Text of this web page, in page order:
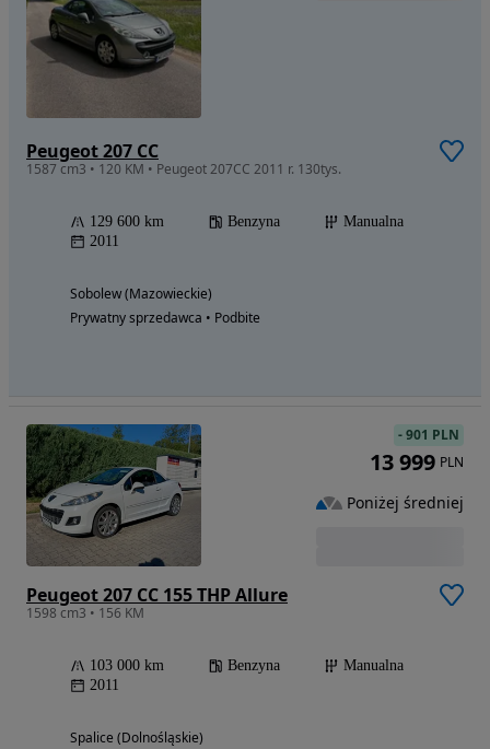
Peugeot 207 CC
1587 cm3 • 120 KM • Peugeot 207CC 2011 r. 130tys.
129 600 km Benzyna
Manualna
2011
Sobolew (Mazowieckie)
Prywatny sprzedawca • Podbite
Peugeot 207 CC 155 THP Allure
1598 cm3 • 156 KM
103 000 km Benzyna
Manualna
2011
Spalice (Dolnośląskie)
-901 PLN
13 999 PLN
Poniżej średniej